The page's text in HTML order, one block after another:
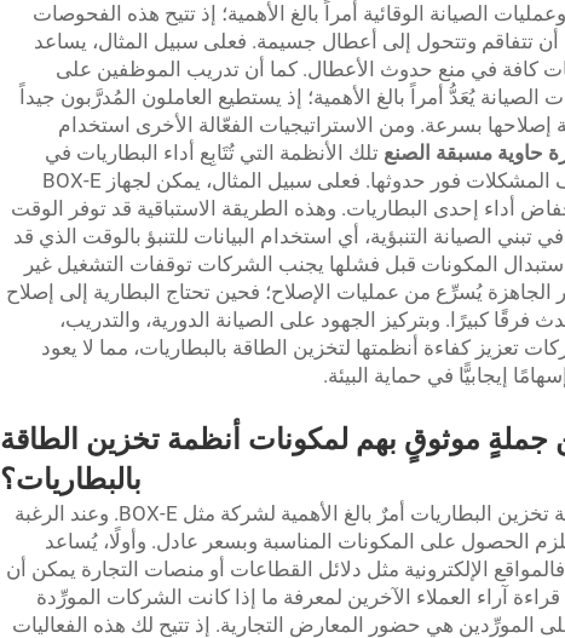
الصيانة الوقائية أمراً بالغ الأهمية؛ إذ تتيح هذه الفحوصات
تتفاقم وتتحول إلى أعطال جسيمة. فعلى سبيل المثال، يساعد
كافة في منع حدوث الأعطال. كما أن تدريب الموظفين على
الصيانة يُعَدُّ أمراً بالغ الأهمية؛ إذ يستطيع العاملون المُدرَّبون جيداً
بسرعة. ومن الاستراتيجيات الفعّالة الأخرى استخدام
حاوية مسبقة الصنع تلك الأنظمة التي تُتَابِع أداء البطاريات في
الوقت الفعلي يمكن أن تساعد في اكتشاف المشكلات فور حدوثها. فعلى سبيل المثال، يمكن لجهاز BOX-E
أداء إحدى البطاريات. وهذه الطريقة الاستباقية قد توفر الوقت
الصيانة التنبؤية، أي استخدام البيانات للتنبؤ بالوقت الذي قد
استبدال المكونات قبل فشلها يجنب الشركات توقفات التشغيل غير
الجاهزة يُسرِّع من عمليات الإصلاح؛ فحين تحتاج البطارية إلى إصلاح
كبيرًا. وبتركيز الجهود على الصيانة الدورية، والتدريب،
تعزيز كفاءة أنظمتها لتخزين الطاقة بالبطاريات، مما لا يعود
إيجابيًّا في حماية البيئة.
جملةٍ موثوقٍ بهم لمكونات أنظمة تخزين الطاقة
بالبطاريات؟
إن العثور على مورِّدين جيدين لأجزاء أنظمة تخزين البطاريات أمرٌ بالغ الأهمية لشركة مثل BOX-E. وعند الرغبة
الحصول على المكونات المناسبة وبسعر عادل. وأولًا، يُساعد
الإلكترونية مثل دلائل القطاعات أو منصات التجارة يمكن أن
آراء العملاء الآخرين لمعرفة ما إذا كانت الشركات المورِّدة
المورِّدين هي حضور المعارض التجارية. إذ تتيح لك هذه الفعاليات